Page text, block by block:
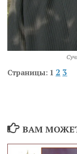
Страницы: 1 2 3
ВАМ